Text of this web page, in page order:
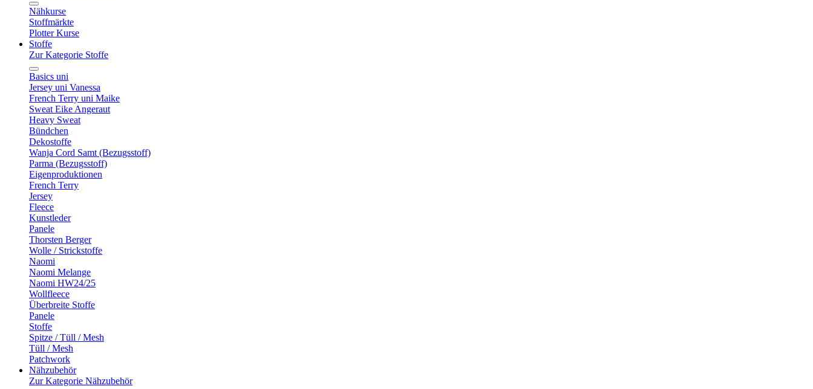
Nähkurse
Stoffmärkte
Plotter Kurse
Stoffe
Zur Kategorie Stoffe
Basics uni
Jersey uni Vanessa
French Terry uni Maike
Sweat Eike Angeraut
Heavy Sweat
Bündchen
Dekostoffe
Wanja Cord Samt (Bezugsstoff)
Parma (Bezugsstoff)
Eigenproduktionen
French Terry
Jersey
Fleece
Kunstleder
Panele
Thorsten Berger
Wolle / Strickstoffe
Naomi
Naomi Melange
Naomi HW24/25
Wollfleece
Überbreite Stoffe
Panele
Stoffe
Spitze / Tüll / Mesh
Tüll / Mesh
Patchwork
Nähzubehör
Zur Kategorie Nähzubehör